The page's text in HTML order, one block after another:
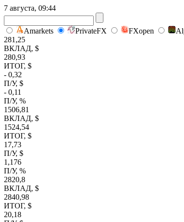
7 августа, 09:44
Amarkets PrivateFX FXopen
281,25
ВКЛАД, $
280,93
ИТОГ, $
- 0,32
П/У, $
- 0,11
П/У, %
1506,81
ВКЛАД, $
1524,54
ИТОГ, $
17,73
П/У, $
1,176
П/У, %
2820,8
ВКЛАД, $
2840,98
ИТОГ, $
20,18